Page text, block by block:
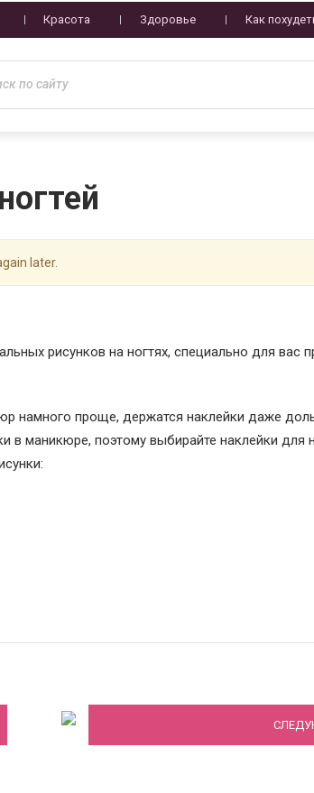
Красота Здоровье Как
later.
рисунков на ногтях, специально для вас
намного проще, держатся наклейки даже
в маникюре, поэтому выбирайте наклейки для